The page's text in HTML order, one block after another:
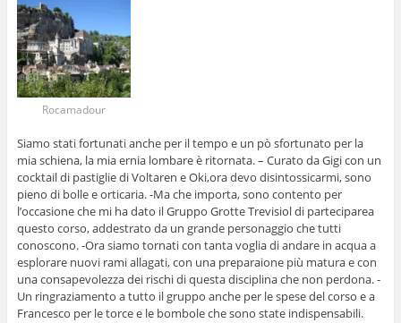
Rocamadour
Siamo stati fortunati anche per il tempo e un pò sfortunato per la
mia schiena, la mia ernia lombare è ritornata. – Curato da Gigi con un
cocktail di pastiglie di Voltaren e Oki,ora devo disintossicarmi, sono
pieno di bolle e orticaria. -Ma che importa, sono contento per
l’occasione che mi ha dato il Gruppo Grotte Trevisiol di parteciparea
questo corso, addestrato da un grande personaggio che tutti
conoscono. -Ora siamo tornati con tanta voglia di andare in acqua a
esplorare nuovi rami allagati, con una preparaione più matura e con
una consapevolezza dei rischi di questa disciplina che non perdona. -
Un ringraziamento a tutto il gruppo anche per le spese del corso e a
Francesco per le torce e le bombole che sono state indispensabili.